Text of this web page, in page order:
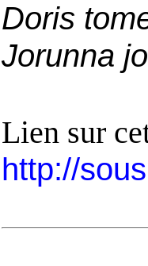
Doris
Jorunna
Lien sur
http://